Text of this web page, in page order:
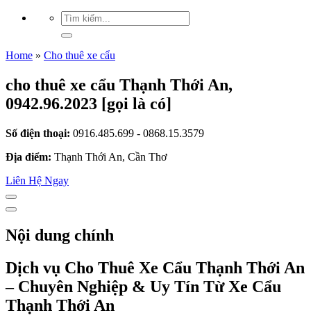
Home » Cho thuê xe cẩu
cho thuê xe cẩu Thạnh Thới An,
0942.96.2023 [gọi là có]
Số điện thoại: 0916.485.699 - 0868.15.3579
Địa điểm: Thạnh Thới An, Cần Thơ
Liên Hệ Ngay
Nội dung chính
Dịch vụ Cho Thuê Xe Cẩu Thạnh Thới An
– Chuyên Nghiệp & Uy Tín Từ Xe Cẩu
Thạnh Thới An